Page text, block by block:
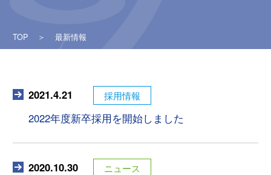
TOP＞ 最新情報
2021.4.21 採用情報
2022年度新卒採用を開始しました
2020.10.30 ニュース